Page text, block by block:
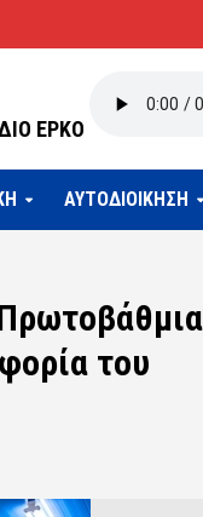
ΕΡΚΟ
ΑΥΤΟΔΙΟΙΚΗΣΗ
του